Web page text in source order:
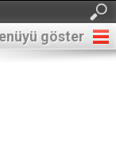
göster